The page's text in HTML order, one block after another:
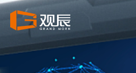
www.grandmorn.com
info@grandmorn.com
上海徐汇区建国西路283号 尚街LOFT创意